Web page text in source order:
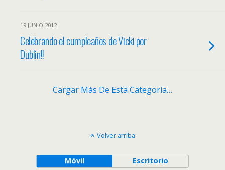
19 JUNIO 2012
Celebrando el cumpleaños de Vicki por
Dublin!!
Cargar Más De Esta Categoría…
Volver arriba
Móvil Escritorio